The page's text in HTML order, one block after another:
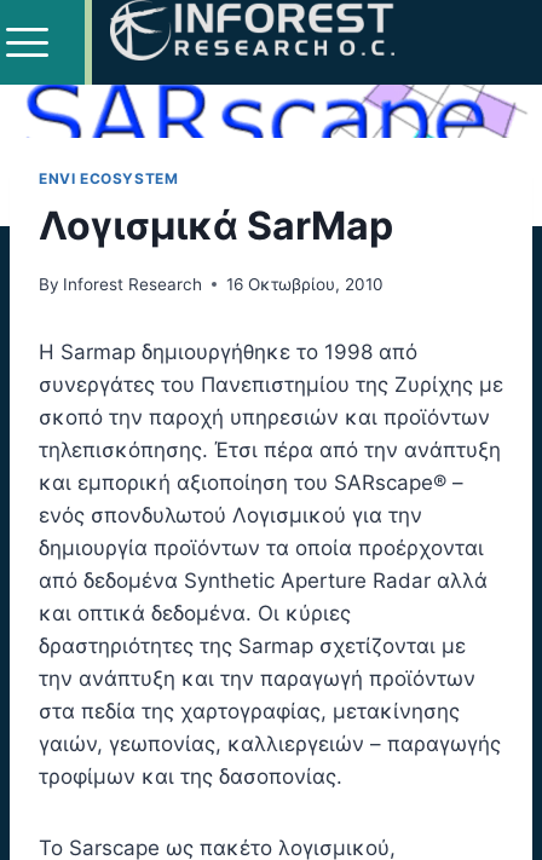
ENVI ECOSYSTEM
Λογισμικά SarMap
By Inforest Research 16 Οκτωβρίου, 2010
Η Sarmap δημιουργήθηκε το 1998 από
συνεργάτες του Πανεπιστημίου της Ζυρίχης με
σκοπό την παροχή υπηρεσιών και προϊόντων
τηλεπισκόπησης. Έτσι πέρα από την ανάπτυξη
και εμπορική αξιοποίηση του SARscape® –
ενός σπονδυλωτού Λογισμικού για την
δημιουργία προϊόντων τα οποία προέρχονται
από δεδομένα Synthetic Aperture Radar αλλά
και οπτικά δεδομένα. Οι κύριες
δραστηριότητες της Sarmap σχετίζονται με
την ανάπτυξη και την παραγωγή προϊόντων
στα πεδία της χαρτογραφίας, μετακίνησης
γαιών, γεωπονίας, καλλιεργειών – παραγωγής
τροφίμων και της δασοπονίας.
To Sarscape ως πακέτο λογισμικού,